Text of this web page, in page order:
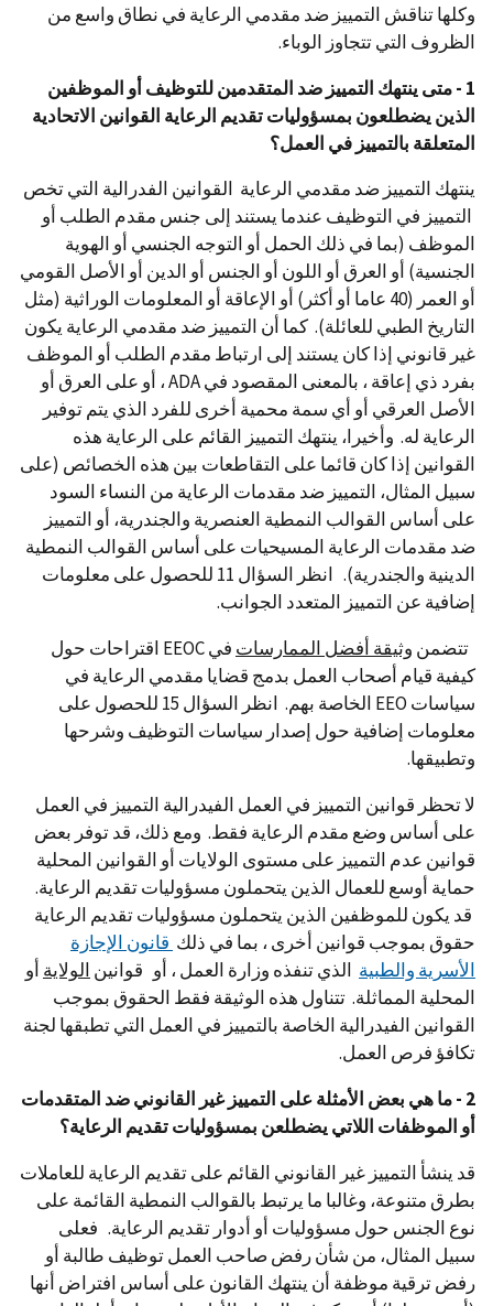
وكلها تناقش التمييز ضد مقدمي الرعاية في نطاق واسع من
الظروف التي تتجاوز الوباء.
1 - متى ينتهك التمييز ضد المتقدمين للتوظيف أو الموظفين
الذين يضطلعون بمسؤوليات تقديم الرعاية القوانين الاتحادية
المتعلقة بالتمييز في العمل؟
ينتهك التمييز ضد مقدمي الرعاية القوانين الفدرالية التي تخص
التمييز في التوظيف عندما يستند إلى جنس مقدم الطلب أو
الموظف (بما في ذلك الحمل أو التوجه الجنسي أو الهوية
الجنسية) أو العرق أو اللون أو الجنس أو الدين أو الأصل القومي
أو العمر (40 عاما أو أكثر) أو الإعاقة أو المعلومات الوراثية (مثل
التاريخ الطبي للعائلة). كما أن التمييز ضد مقدمي الرعاية يكون
غير قانوني إذا كان يستند إلى ارتباط مقدم الطلب أو الموظف
بفرد ذي إعاقة ، بالمعنى المقصود في ADA ، أو على العرق أو
الأصل العرقي أو أي سمة محمية أخرى للفرد الذي يتم توفير
الرعاية له. وأخيرا، ينتهك التمييز القائم على الرعاية هذه
القوانين إذا كان قائما على التقاطعات بين هذه الخصائص (على
سبيل المثال، التمييز ضد مقدمات الرعاية من النساء السود
على أساس القوالب النمطية العنصرية والجندرية، أو التمييز
ضد مقدمات الرعاية المسيحيات على أساس القوالب النمطية
الدينية والجندرية). انظر السؤال 11 للحصول على معلومات
إضافية عن التمييز المتعدد الجوانب.
تتضمن وثيقة أفضل الممارسات
في EEOC اقتراحات حول
كيفية قيام أصحاب العمل بدمج قضايا مقدمي الرعاية في
سياسات EEO الخاصة بهم. انظر السؤال 15 للحصول على
معلومات إضافية حول إصدار سياسات التوظيف وشرحها
وتطبيقها.
لا تحظر قوانين التمييز في العمل الفيدرالية التمييز في العمل
على أساس وضع مقدم الرعاية فقط. ومع ذلك، قد توفر بعض
قوانين عدم التمييز على مستوى الولايات أو القوانين المحلية
حماية أوسع للعمال الذين يتحملون مسؤوليات تقديم الرعاية.
قد يكون للموظفين الذين يتحملون مسؤوليات تقديم الرعاية
حقوق بموجب قوانين أخرى ، بما في ذلك قانون الإجازة
الأسرية والطبية الذي تنفذه وزارة العمل ، أو قوانين الولاية أو
المحلية المماثلة. تتناول هذه الوثيقة فقط الحقوق بموجب
القوانين الفيدرالية الخاصة بالتمييز في العمل التي تطبقها لجنة
تكافؤ فرص العمل.
2 - ما هي بعض الأمثلة على التمييز غير القانوني ضد المتقدمات
أو الموظفات اللاتي يضطلعن بمسؤوليات تقديم الرعاية؟
قد ينشأ التمييز غير القانوني القائم على تقديم الرعاية للعاملات
بطرق متنوعة، وغالبا ما يرتبط بالقوالب النمطية القائمة على
نوع الجنس حول مسؤوليات أو أدوار تقديم الرعاية. فعلى
سبيل المثال، من شأن رفض صاحب العمل توظيف طالبة أو
رفض ترقية موظفة أن ينتهك القانون على أساس افتراض أنها